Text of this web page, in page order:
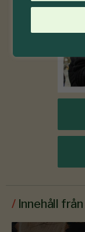
/ Innehåll från